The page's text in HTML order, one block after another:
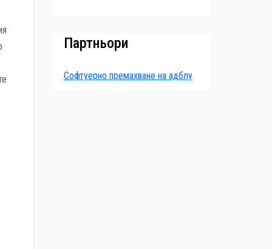
Партньори
Софтуерно премахване на адблу